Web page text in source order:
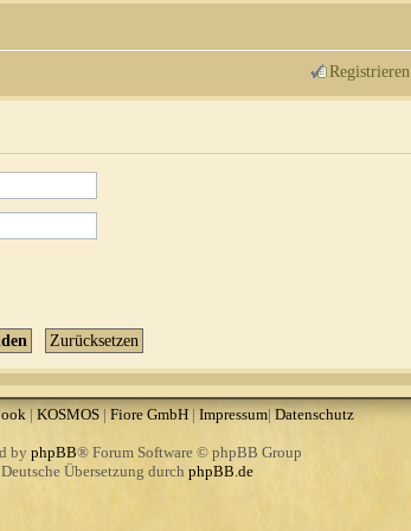
Registrieren
| KOSMOS| Fiore GmbH| Impressum| Datenschutz
by phpBB® Forum Software © phpBB Group
Deutsche Übersetzung durch phpBB.de